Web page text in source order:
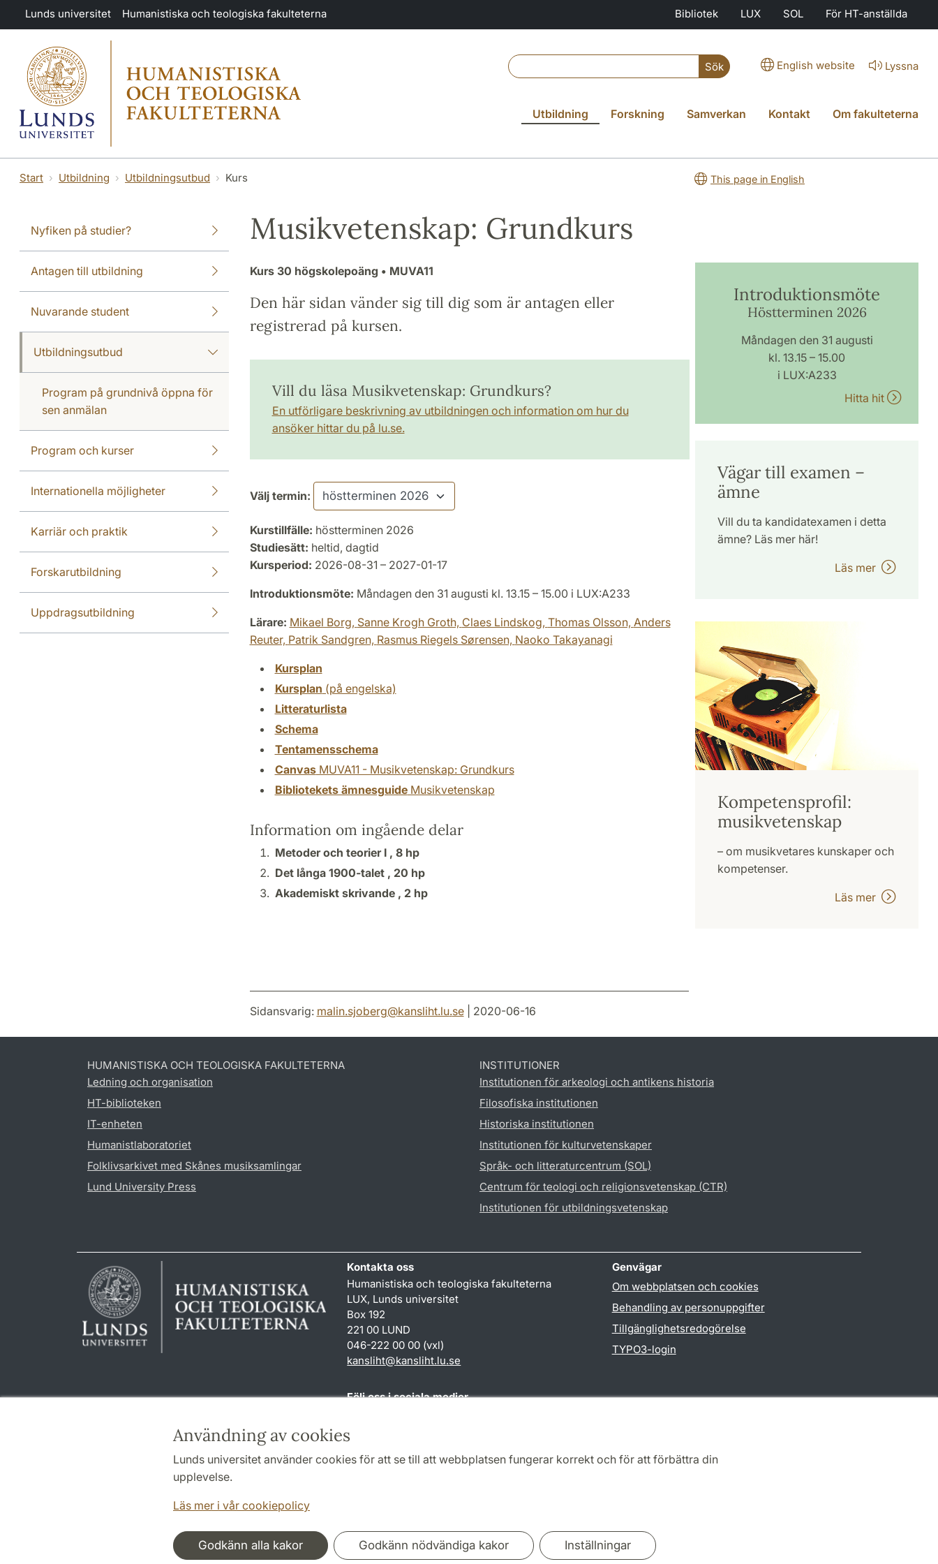
Hoppa till huvudinnehåll
Användning av cookies
Lunds universitet använder cookies för att se till att webbplatsen fungerar korrekt och för att förbättra din
upplevelse.
Läs mer i vår cookiepolicy
Godkänn alla kakor Godkänn nödvändiga kakor Inställningar
Lunds universitet Humanistiska och teologiska fakulteterna Bibliotek LUX SOL För HT-anställda
Sök English website Lyssna
Utbildning Forskning Samverkan Kontakt Om fakulteterna
Start Utbildning Utbildningsutbud Kurs This page in English
Nyfiken på studier?
Antagen till utbildning
Nuvarande student
Utbildningsutbud
Program på grundnivå öppna för
sen anmälan
Program och kurser
Internationella möjligheter
Karriär och praktik
Forskarutbildning
Uppdragsutbildning
Musikvetenskap: Grundkurs
Kurs 30 högskolepoäng • MUVA11
Den här sidan vänder sig till dig som är antagen eller
registrerad på kursen.
Vill du läsa Musikvetenskap: Grundkurs?
En utförligare beskrivning av utbildningen och information om hur du
ansöker hittar du på lu.se.
Välj termin:
Kurstillfälle: höstterminen 2026
Studiesätt: heltid, dagtid
Kursperiod: 2026-08-31 – 2027-01-17
Introduktionsmöte: Måndagen den 31 augusti kl. 13.15 – 15.00 i LUX:A233
Lärare: Mikael Borg, Sanne Krogh Groth, Claes Lindskog, Thomas Olsson, Anders
Reuter, Patrik Sandgren, Rasmus Riegels Sørensen, Naoko Takayanagi
Kursplan
Kursplan (på engelska)
Litteraturlista
Schema
Tentamensschema
CanvasMUVA11 - Musikvetenskap: Grundkurs
Bibliotekets ämnesguideMusikvetenskap
Information om ingående delar
Metoder och teorier I , 8 hp
Det långa 1900-talet , 20 hp
Akademiskt skrivande , 2 hp
Introduktionsmöte
Höstterminen 2026
Måndagen den 31 augusti
kl. 13.15 – 15.00
i LUX:A233
Hitta hit
Vägar till examen –
ämne
Vill du ta kandidatexamen i detta
ämne? Läs mer här!
Läs mer
Kompetensprofil:
musikvetenskap
– om musikvetares kunskaper och
kompetenser.
Läs mer
Sidansvarig: malin.sjoberg@kansliht.lu.se| 2020-06-16
HUMANISTISKA OCH TEOLOGISKA FAKULTETERNA
Ledning och organisation
HT-biblioteken
IT-enheten
Humanistlaboratoriet
Folklivsarkivet med Skånes musiksamlingar
Lund University Press
INSTITUTIONER
Institutionen för arkeologi och antikens historia
Filosofiska institutionen
Historiska institutionen
Institutionen för kulturvetenskaper
Språk- och litteraturcentrum (SOL)
Centrum för teologi och religionsvetenskap (CTR)
Institutionen för utbildningsvetenskap
Kontakta oss
Humanistiska och teologiska fakulteterna
LUX, Lunds universitet
Box 192
221 00 LUND
046-222 00 00 (vxl)
kansliht@kansliht.lu.se
Genvägar
Om webbplatsen och cookies
Behandling av personuppgifter
Tillgänglighetsredogörelse
TYPO3-login
Följ oss i sociala medier